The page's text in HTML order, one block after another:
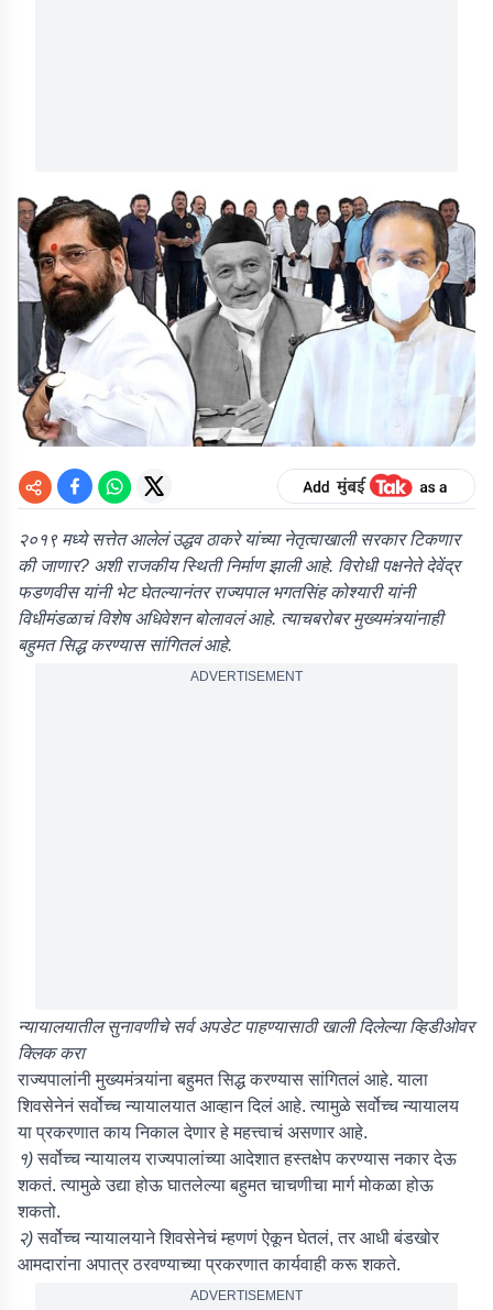
२०१९ मध्ये सत्तेत आलेलं उद्धव ठाकरे यांच्या नेतृत्वाखाली सरकार टिकणार
की जाणार? अशी राजकीय स्थिती निर्माण झाली आहे. विरोधी पक्षनेते देवेंद्र
फडणवीस यांनी भेट घेतल्यानंतर राज्यपाल भगतसिंह कोश्यारी यांनी
विधीमंडळाचं विशेष अधिवेशन बोलावलं आहे. त्याचबरोबर मुख्यमंत्र्यांनाही
बहुमत सिद्ध करण्यास सांगितलं आहे.
ADVERTISEMENT
न्यायालयातील सुनावणीचे सर्व अपडेट पाहण्यासाठी खाली दिलेल्या व्हिडीओवर
क्लिक करा
राज्यपालांनी मुख्यमंत्र्यांना बहुमत सिद्ध करण्यास सांगितलं आहे. याला
शिवसेनेनं सर्वोच्च न्यायालयात आव्हान दिलं आहे. त्यामुळे सर्वोच्च न्यायालय
या प्रकरणात काय निकाल देणार हे महत्त्वाचं असणार आहे.
१)सर्वोच्च न्यायालय राज्यपालांच्या आदेशात हस्तक्षेप करण्यास नकार देऊ
शकतं. त्यामुळे उद्या होऊ घातलेल्या बहुमत चाचणीचा मार्ग मोकळा होऊ
शकतो.
२)सर्वोच्च न्यायालयाने शिवसेनेचं म्हणणं ऐकून घेतलं, तर आधी बंडखोर
आमदारांना अपात्र ठरवण्याच्या प्रकरणात कार्यवाही करू शकते.
ADVERTISEMENT